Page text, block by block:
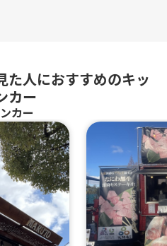
た人におすすめのキッ
カー
カー